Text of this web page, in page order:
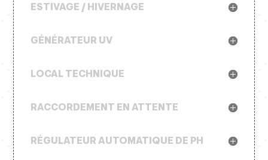
ESTIVAGE / HIVERNAGE
GÉNÉRATEUR UV
LOCAL TECHNIQUE
RACCORDEMENT EN ATTENTE
RÉGULATEUR AUTOMATIQUE DE PH